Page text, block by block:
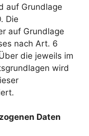
auf Grundlage
Die
auf Grundlage
nach Art. 6
die jeweils im
wird
Daten